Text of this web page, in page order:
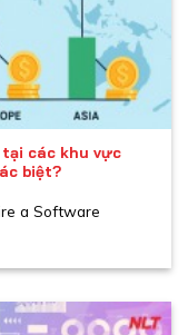
tại các khu vực
biệt?
a Software